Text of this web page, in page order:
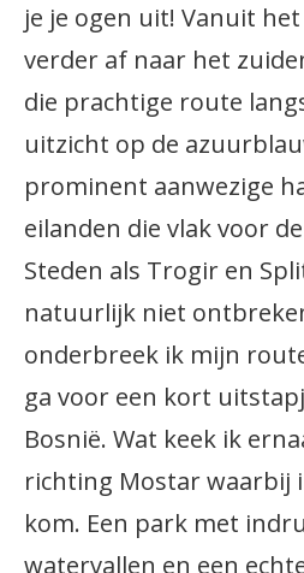
je je ogen uit! Vanuit
verder af naar het
die prachtige route
uitzicht op de
prominent aanwezige
eilanden die vlak voor
Steden als Trogir en
natuurlijk niet
onderbreek ik mijn
ga voor een kort
Bosnië. Wat keek ik
richting Mostar waarbij
kom. Een park met
watervallen en een